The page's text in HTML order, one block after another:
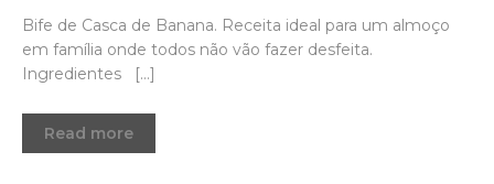
Bife de Casca de Banana. Receita ideal para um almoço
em família onde todos não vão fazer desfeita.
Ingredientes […]
Read more